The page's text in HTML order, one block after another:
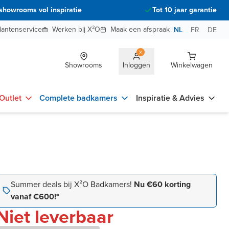
vol inspiratie
Tot 10 jaar garantie
Werken bij X²O Maak een afspraak NL FR DE
Showrooms Inloggen Winkelwagen
Complete badkamers Inspiratie & Advies
Summer deals bij X²O Badkamers! Nu €60 korting
vanaf €600!*
leverbaar